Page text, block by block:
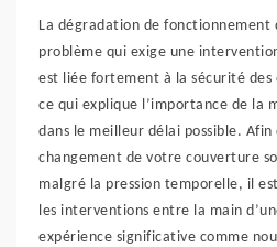
La dégradation de fonctionnement
problème qui exige une
est liée fortement à la sécurité des
ce qui explique l’importance de la
dans le meilleur délai possible.
changement de votre couverture
malgré la pression temporelle, il
les interventions entre la main
expérience significative comme